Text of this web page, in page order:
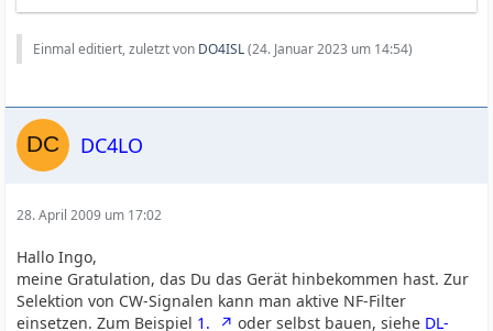
Einmal editiert, zuletzt von DO4ISL(24. Januar 2023 um 14:54)
DC4LO
28. April 2009 um 17:02
Hallo Ingo,
meine Gratulation, das Du das Gerät hinbekommen hast. Zur
Selektion von CW-Signalen kann man aktive NF-Filter
einsetzen. Zum Beispiel 1. oder selbst bauen, siehe DL-